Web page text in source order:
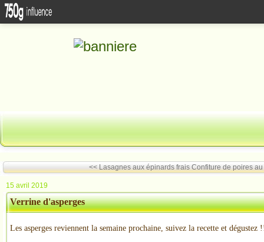
<< Lasagnes aux épinards frais Confiture de poires au
15 avril 2019
Verrine d'asperges
Les asperges reviennent la semaine prochaine, suivez la recette et dégustez